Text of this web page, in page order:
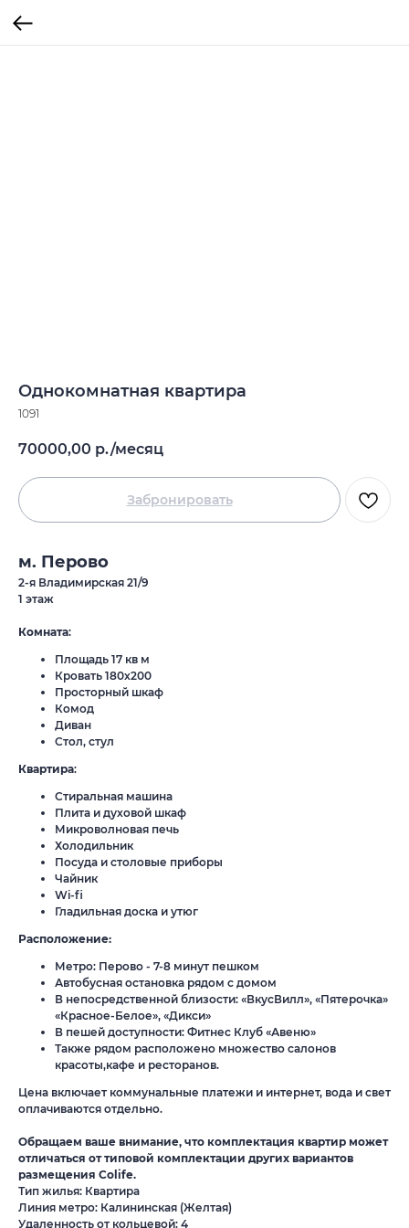
Однокомнатная квартира
1091
70000,00 р./месяц
Забронировать
м. Перово
2-я Владимирская 21/9
1 этаж
Комната:
Площадь 17 кв м
Кровать 180х200
Просторный шкаф
Комод
Диван
Стол, стул
Квартира:
Стиральная машина
Плита и духовой шкаф
Микроволновая печь
Холодильник
Посуда и столовые приборы
Чайник
Wi-fi
Гладильная доска и утюг
Расположение:
Метро: Перово - 7-8 минут пешком
Автобусная остановка рядом с домом
В непосредственной близости: «ВкусВилл», «Пятерочка»
«Красное-Белое», «Дикси»
В пешей доступности: Фитнес Клуб «Авеню»
Также рядом расположено множество салонов
красоты,кафе и ресторанов.
Цена включает коммунальные платежи и интернет, вода и свет
оплачиваются отдельно.
Обращаем ваше внимание, что комплектация квартир может
отличаться от типовой комплектации других вариантов
размещения Colife.
Тип жилья: Квартира
Линия метро: Калининская (Желтая)
Удаленность от кольцевой: 4